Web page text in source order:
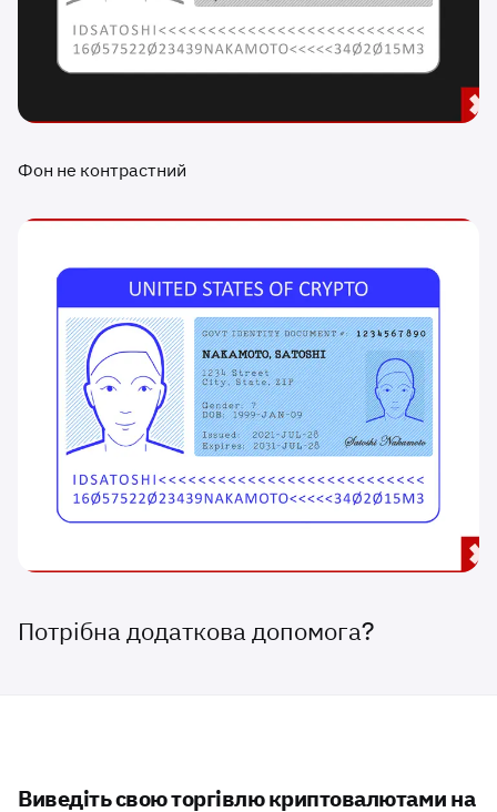
Фон не контрастний
Потрібна додаткова допомога?
Виведіть свою торгівлю криптовалютами на